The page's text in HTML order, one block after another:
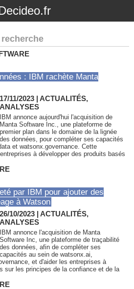
: IBM rachète Manta
17/11/2023 | ACTUALITÉS,
ANALYSES
IBM annonce aujourd'hui l'acquisition de
Manta Software Inc., une plateforme de
premier plan dans le domaine de la lignée
des données, pour compléter ses capacités
et watsonx.governance. Cette
à développer des produits basés
par IBM pour ajouter des
à Watson
26/10/2023 | ACTUALITÉS,
ANALYSES
IBM annonce l'acquisition de Manta
Software Inc, une plateforme de traçabilité
des données, afin de compléter ses
capacités au sein de watsonx.ai,
et d'aider les entreprises à
sur les principes de la confiance et de la